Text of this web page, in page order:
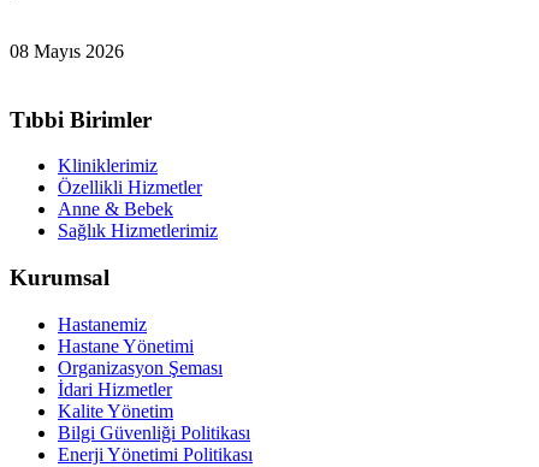
08 Mayıs 2026
Tıbbi Birimler
Kliniklerimiz
Özellikli Hizmetler
Anne & Bebek
Sağlık Hizmetlerimiz
Kurumsal
Hastanemiz
Hastane Yönetimi
Organizasyon Şeması
İdari Hizmetler
Kalite Yönetim
Bilgi Güvenliği Politikası
Enerji Yönetimi Politikası